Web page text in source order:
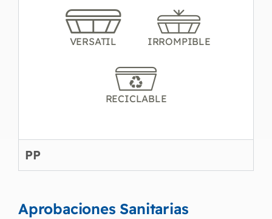
VERSATIL IRROMPIBLE
RECICLABLE
PP
Aprobaciones Sanitarias